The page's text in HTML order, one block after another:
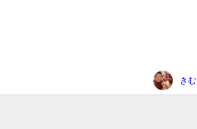
きむ